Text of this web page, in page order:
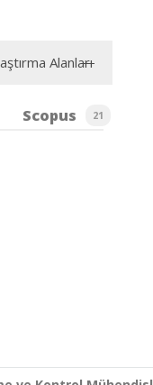
Alanları
Scopus 21